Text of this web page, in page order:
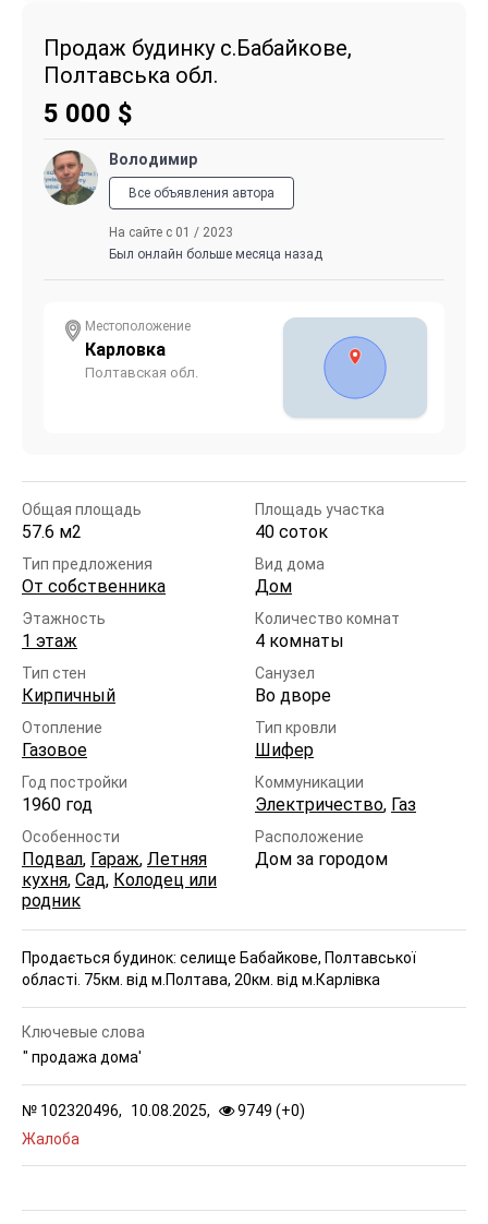
Продаж будинку с.Бабайкове,
Полтавська обл.
5 000 $
Володимир
Все объявления автора
На сайте с 01 / 2023
Был онлайн больше месяца назад
Местоположение
Карловка
Полтавская обл.
Общая площадь
57.6 м2
Площадь участка
40 соток
Тип предложения
От собственника
Вид дома
Дом
Этажность
1 этаж
Количество комнат
4 комнаты
Тип стен
Кирпичный
Санузел
Во дворе
Отопление
Газовое
Тип кровли
Шифер
Год постройки
1960 год
Коммуникации
Электричество, Газ
Особенности
Подвал, Гараж, Летняя
кухня, Сад, Колодец или
родник
Расположение
Дом за городом
Продається будинок: селище Бабайкове, Полтавської
області. 75км. від м.Полтава, 20км. від м.Карлівка
№ 102320496, 10.08.2025, 9749 (+0)
Жалоба
Ключевые слова
" продажа дома'